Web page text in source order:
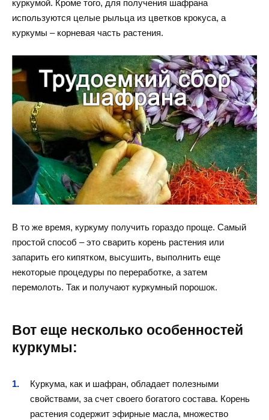
куркумой. Кроме того, для получения шафрана
используются целые рыльца из цветков крокуса, а
куркумы – корневая часть растения.
В то же время, куркуму получить гораздо проще. Самый
простой способ – это сварить корень растения или
запарить его кипятком, высушить, выполнить еще
некоторые процедуры по переработке, а затем
перемолоть. Так и получают куркумный порошок.
Вот еще несколько особенностей
куркумы:
Куркума, как и шафран, обладает полезными
свойствами, за счет своего богатого состава. Корень
растения содержит эфирные масла, множество